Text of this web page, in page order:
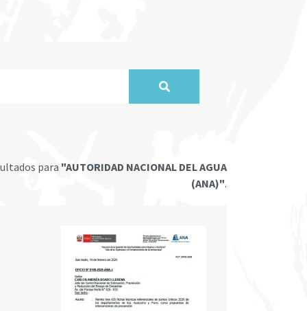
para "AUTORIDAD NACIONAL DEL AGUA
(ANA)".